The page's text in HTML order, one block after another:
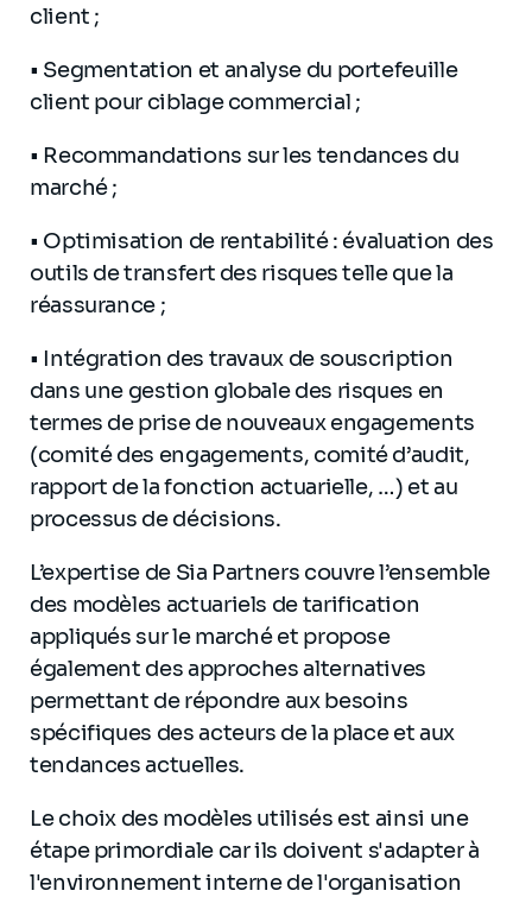
client ;
• Segmentation et analyse du portefeuille
client pour ciblage commercial ;
• Recommandations sur les tendances du
marché ;
• Optimisation de rentabilité : évaluation des
outils de transfert des risques telle que la
réassurance ;
• Intégration des travaux de souscription
dans une gestion globale des risques en
termes de prise de nouveaux engagements
(comité des engagements, comité d’audit,
rapport de la fonction actuarielle, …) et au
processus de décisions.
L’expertise de Sia Partners couvre l’ensemble
des modèles actuariels de tarification
appliqués sur le marché et propose
également des approches alternatives
permettant de répondre aux besoins
spécifiques des acteurs de la place et aux
tendances actuelles.
Le choix des modèles utilisés est ainsi une
étape primordiale car ils doivent s'adapter à
l'environnement interne de l'organisation